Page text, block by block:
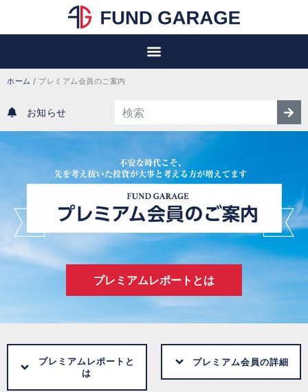
ホーム / プレミアム会員のご案内
お知らせ
プレミアムレポートとは
プレミアムレポートと
は
プレミアム会員の詳細